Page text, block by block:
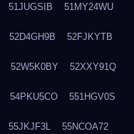
51JUGSIB 51MY24WU
52D4GH9B 52FJKYTB
52W5K0BY 52XXY91Q
54PKU5CO 551HGV0S
55JKJF3L 55NCOA72